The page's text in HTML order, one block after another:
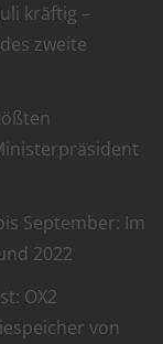
kräftig –
zweite
September: Im
2022
OX2
von